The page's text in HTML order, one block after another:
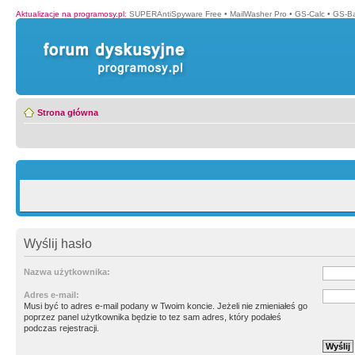
Aktualizacje na programosy.pl: SUPERAntiSpyware Free • MailWasher Pro • GS-Calc • GS-
Strona główna
Wyślij hasło
Nazwa użytkownika:
Adres e-mail:
Musi być to adres e-mail podany w Twoim koncie. Jeżeli nie zmieniałeś go
poprzez panel użytkownika będzie to tez sam adres, który podałeś
podczas rejestracji.